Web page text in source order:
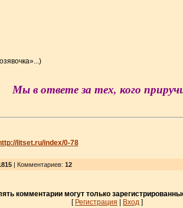
Мы в ответе за тех, кого
litset.ru/index/0-78
| Комментариев: 12
комментарии могут только
[ Регистрация | Вход ]